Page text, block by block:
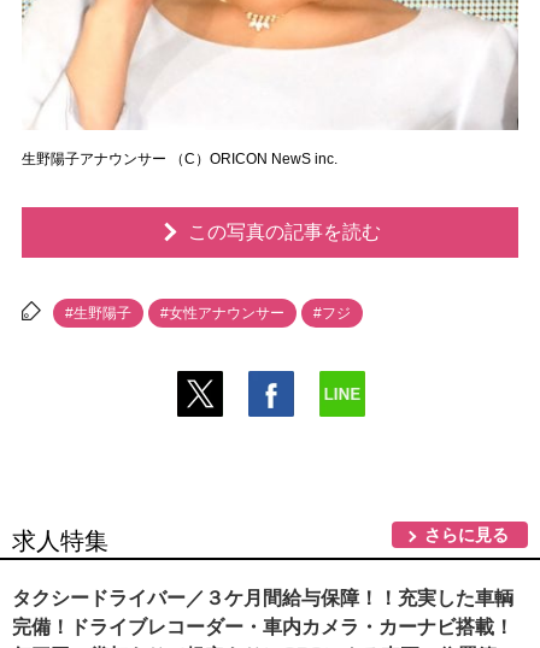
生野陽子アナウンサー （C）ORICON NewS inc.
この写真の記事を読む
#生野陽子 #女性アナウンサー #フジ
求人特集 さらに見る
タクシードライバー／３ケ月間給与保障！！充実した車輌
完備！ドライブレコーダー・車内カメラ・カーナビ搭載！